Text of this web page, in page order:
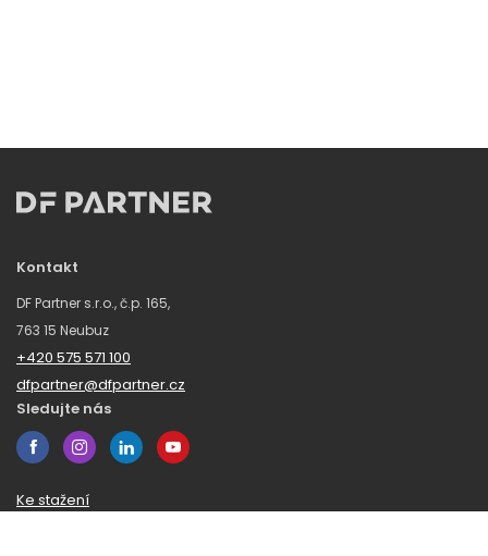
Kontakt
DF Partner s.r.o., č.p. 165,
763 15 Neubuz
+420 575 571 100
dfpartner@dfpartner.cz
Sledujte nás
Ke stažení